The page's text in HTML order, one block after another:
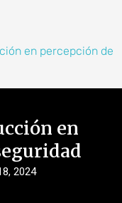
en percepción de
en
2024